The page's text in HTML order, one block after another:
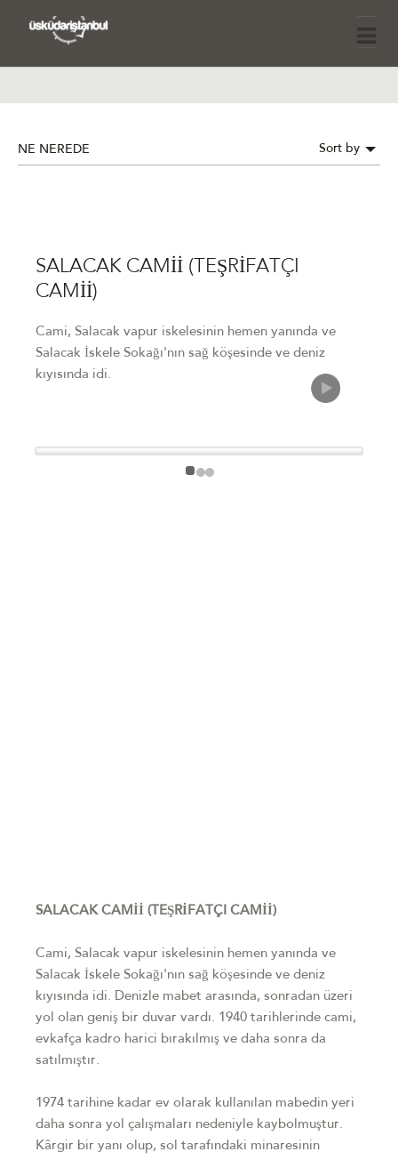
NE NEREDE Sort by
SALACAK CAMİİ (TEŞRİFATÇI
CAMİİ)
Cami, Salacak vapur iskelesinin hemen yanında ve
Salacak İskele Sokağı'nın sağ köşesinde ve deniz
kıyısında idi.
SALACAK CAMİİ (TEŞRİFATÇI CAMİİ)
Cami, Salacak vapur iskelesinin hemen yanında ve
Salacak İskele Sokağı'nın sağ köşesinde ve deniz
kıyısında idi. Denizle mabet arasında, sonradan üzeri
yol olan geniş bir duvar vardı. 1940 tarihlerinde cami,
evkafça kadro harici bırakılmış ve daha sonra da
satılmıştır.
1974 tarihine kadar ev olarak kullanılan mabedin yeri
daha sonra yol çalışmaları nedeniyle kaybolmuştur.
Kârgir bir yanı olup, sol tarafındaki minaresinin